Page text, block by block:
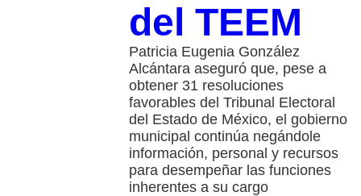
del TEEM
Patricia Eugenia González
Alcántara aseguró que, pese a
obtener 31 resoluciones
favorables del Tribunal Electoral
del Estado de México, el gobierno
municipal continúa negándole
información, personal y recursos
para desempeñar las funciones
inherentes a su cargo